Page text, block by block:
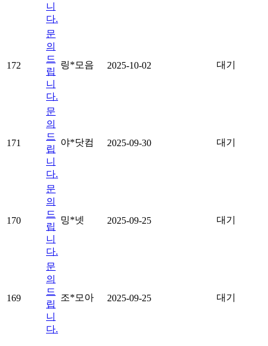
니
다.
172
문
의
드
립
니
다.
링*모음 2025-10-02 대기
171
문
의
드
립
니
다.
야*닷컴 2025-09-30 대기
170
문
의
드
립
니
다.
밍*넷 2025-09-25 대기
169
문
의
드
립
니
다.
조*모아 2025-09-25 대기